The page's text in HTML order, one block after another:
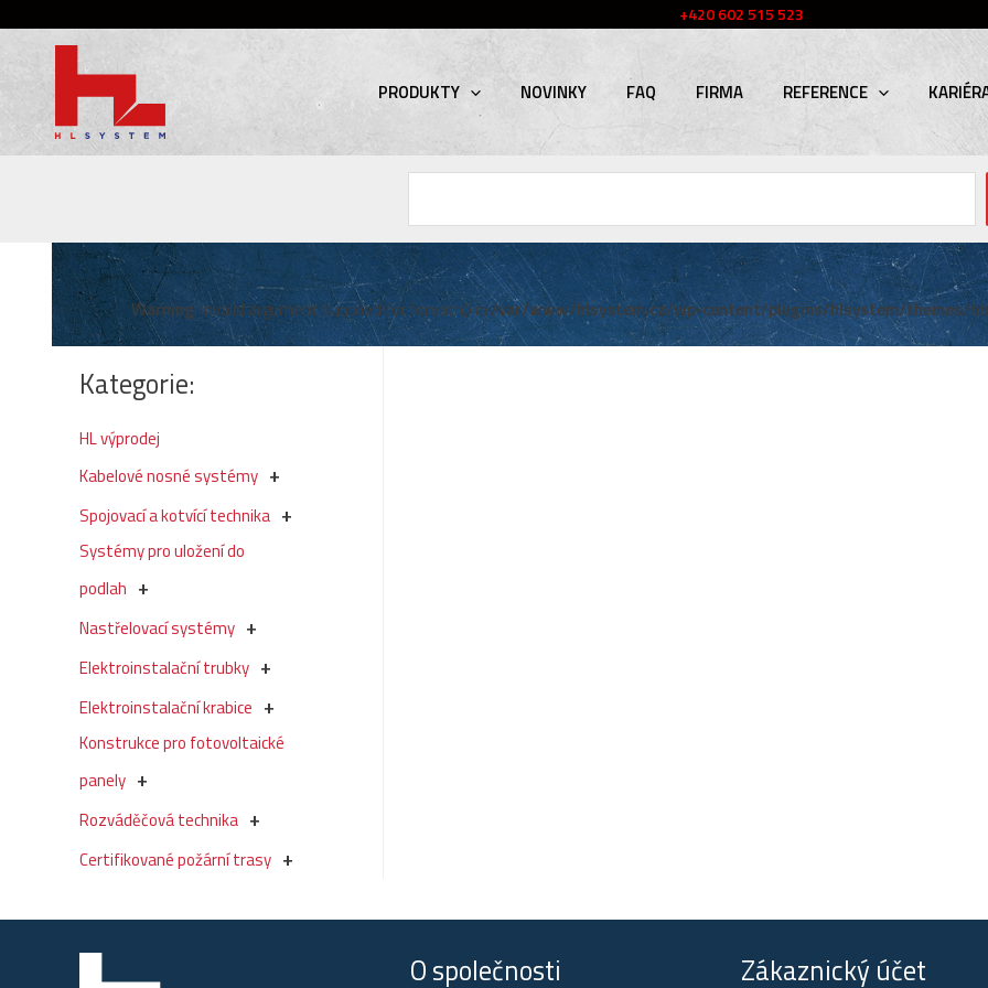
+420 602 515 523
PRODUKTY NOVINKY FAQ FIRMA REFERENCE
Kategorie:
HL výprodej
Kabelové nosné systémy
Spojovací a kotvící technika
Systémy pro uložení do
podlah
Nastřelovací systémy
Elektroinstalační trubky
Elektroinstalační krabice
Konstrukce pro fotovoltaické
panely
Rozváděčová technika
Certifikované požární trasy
Warning: Invalid argument supplied for foreach() in/var/www/hlsystem.cz/wp-content/plugins/hlsystem/themes/
O společnosti Zákaznický účet